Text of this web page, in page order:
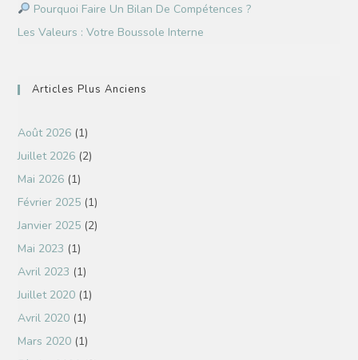
Pourquoi Faire Un Bilan De Compétences ?
Les Valeurs : Votre Boussole Interne
Articles Plus Anciens
Août 2026 (1)
Juillet 2026 (2)
Mai 2026 (1)
Février 2025 (1)
Janvier 2025 (2)
Mai 2023 (1)
Avril 2023 (1)
Juillet 2020 (1)
Avril 2020 (1)
Mars 2020 (1)